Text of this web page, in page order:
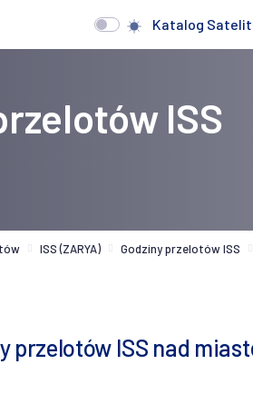
Katalog
ISS
ISS (ZARYA) Godziny przelotów ISS
przelotów ISS nad